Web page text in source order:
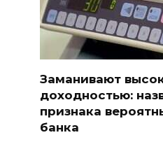
Заманивают
доходностью:
признака
банка